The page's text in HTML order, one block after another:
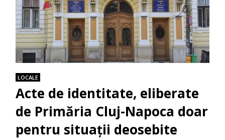
LOCALE
Acte de identitate, eliberate
de Primăria Cluj-Napoca doar
pentru situații deosebite